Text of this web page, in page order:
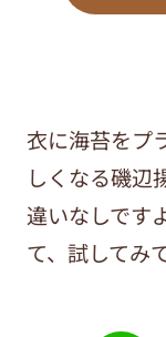
衣に海苔をプ
しくなる磯辺
違いなしです
て、試してみ